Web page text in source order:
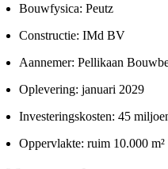
Bouwfysica: Peutz
Constructie: IMd BV
Aannemer: Pellikaan
Oplevering: januari 2029
Investeringskosten: 45
Oppervlakte: ruim 10.000 m²